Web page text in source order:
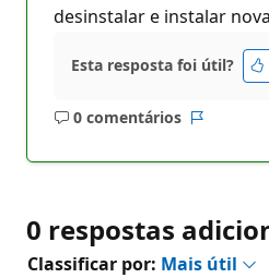
desinstalar e instalar
Esta resposta foi útil?
0 comentários
Sem
0 respostas
Classificar por: Mais útil